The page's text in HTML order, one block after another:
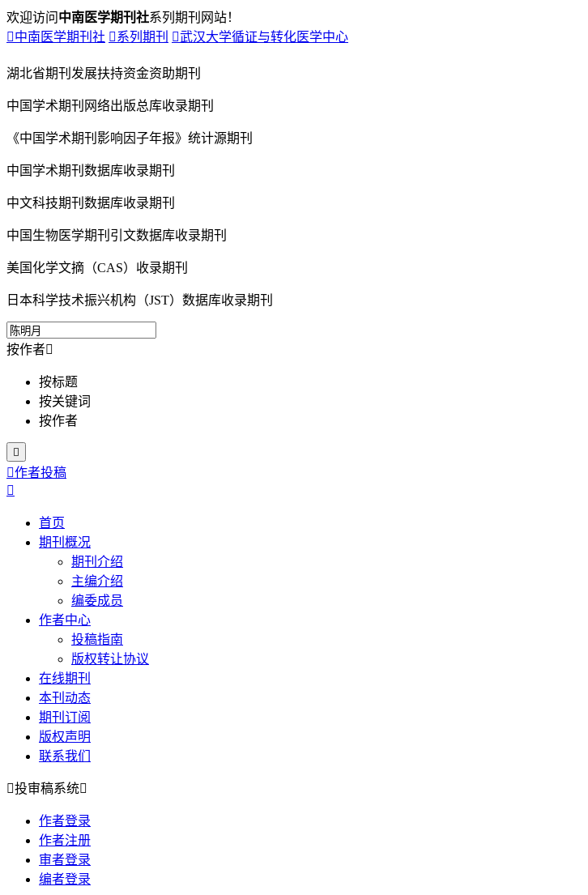
欢迎访问 中南医学期刊社系列期刊网站！
中南医学期刊社 系列期刊 武汉大学循证与转化医学中心
湖北省期刊发展扶持资金资助期刊
中国学术期刊网络出版总库收录期刊
《中国学术期刊影响因子年报》统计源期刊
中国学术期刊数据库收录期刊
中文科技期刊数据库收录期刊
中国生物医学期刊引文数据库收录期刊
美国化学文摘（CAS）收录期刊
日本科学技术振兴机构（JST）数据库收录期刊
按作者
按标题
按关键词
按作者

作者投稿

首页
期刊概况
期刊介绍
主编介绍
编委成员
作者中心
投稿指南
版权转让协议
在线期刊
本刊动态
期刊订阅
版权声明
联系我们
投审稿系统
作者登录
作者注册
审者登录
编者登录